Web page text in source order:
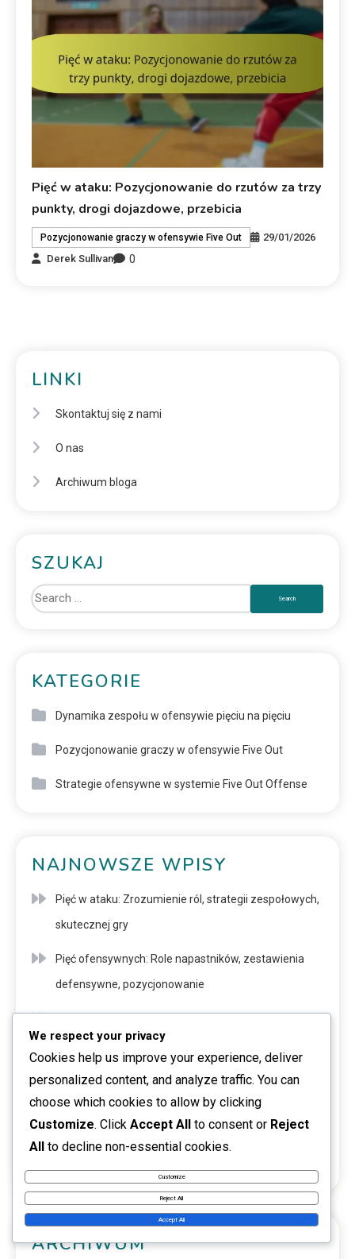
Pięć w ataku: Pozycjonowanie do rzutów za trzy
punkty, drogi dojazdowe, przebicia
Pozycjonowanie graczy w ofensywie Five Out
29/01/2026
Derek Sullivan
0
LINKI
Skontaktuj się z nami
O nas
Archiwum bloga
SZUKAJ
KATEGORIE
Dynamika zespołu w ofensywie pięciu na pięciu
Pozycjonowanie graczy w ofensywie Five Out
Strategie ofensywne w systemie Five Out Offense
NAJNOWSZE WPISY
Pięć w ataku: Zrozumienie ról, strategii zespołowych,
skutecznej gry
Pięć ofensywnych: Role napastników, zestawienia
defensywne, pozycjonowanie
roll, ofensywa w tranzycie
Pięć rodzajów ofensywy: Tworzenie niedopasowań,
Wykorzystywanie obrony, Wybór rzutów
ARCHIWUM
We respect your privacy
Cookies help us improve your experience, deliver
personalized content, and analyze traffic. You can
choose which cookies to allow by clicking
Customize. Click Accept All to consent or Reject
All to decline non-essential cookies.
Customize
Reject All
Accept All